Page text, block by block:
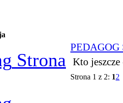
Strona
Kto
Strona 1 z 2: 12